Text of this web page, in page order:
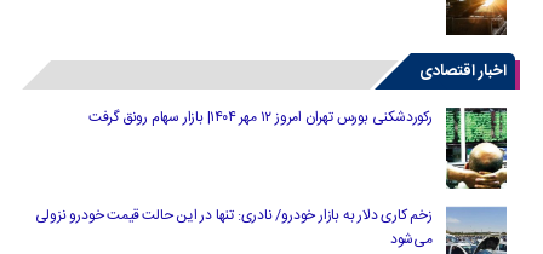
اخبار اقتصادی
رکوردشکنی بورس تهران امروز ۱۲ مهر ۱۴۰۴| بازار سهام رونق گرفت
زخم کاری دلار به بازار خودرو/ نادری: تنها در این حالت قیمت خودرو نزولی
می‌شود